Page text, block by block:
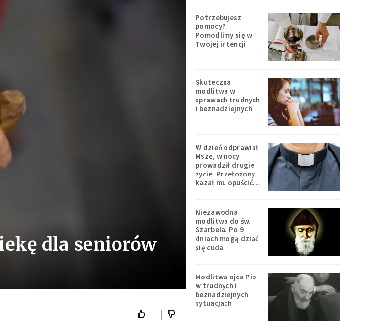
dla seniorów
Potrzebujesz
pomocy?
Pomodlimy się w
Twojej intencji
Skuteczna
modlitwa w
sprawach trudnych
i beznadziejnych
W dzień odprawiał
Mszę, w nocy
prowadził drugie
życie. Przełożony
kazał mu opuścić
Niezawodna
modlitwa do św.
Szarbela. Po 9
dniach mogą dziać
się cuda
Modlitwa ojca Pio
w trudnych i
beznadziejnych
sytuacjach